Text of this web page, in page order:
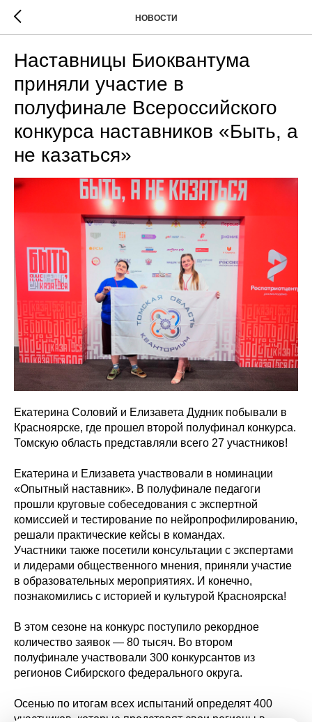
НОВОСТИ
Наставницы Биоквантума
приняли участие в
полуфинале Всероссийского
конкурса наставников «Быть, а
не казаться»
Екатерина Соловий и Елизавета Дудник побывали в
Красноярске, где прошел второй полуфинал конкурса.
Томскую область представляли всего 27 участников!
Екатерина и Елизавета участвовали в номинации
«Опытный наставник». В полуфинале педагоги
прошли круговые собеседования с экспертной
комиссией и тестирование по нейропрофилированию,
решали практические кейсы в командах.
Участники также посетили консультации с экспертами
и лидерами общественного мнения, приняли участие
в образовательных мероприятиях. И конечно,
познакомились с историей и культурой Красноярска!
В этом сезоне на конкурс поступило рекордное
количество заявок — 80 тысяч. Во втором
полуфинале участвовали 300 конкурсантов из
регионов Сибирского федерального округа.
Осенью по итогам всех испытаний определят 400
участников, которые представят свои регионы в